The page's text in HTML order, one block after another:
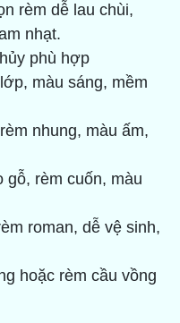
rèm dễ lau chùi,
nhạt.
phù hợp
màu sáng, mềm
nhung, màu ấm,
rèm cuốn, màu
roman, dễ vệ sinh,
hoặc rèm cầu vồng